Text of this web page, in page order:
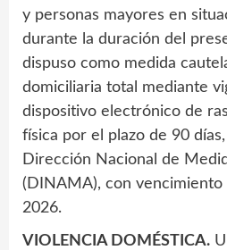
y personas mayores en
durante la duración del
dispuso como medida
domiciliaria total mediante
dispositivo electrónico de
física por el plazo de 90
Dirección Nacional de
(DINAMA), con
2026.
VIOLENCIA DOMÉSTICA.